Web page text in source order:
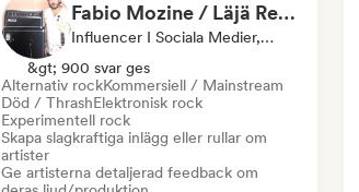
Fabio Mozine / Läjä Records
Influencer I Sociala Medier, Ljudexpert
&gt; 900 svar ges
Alternativ rockKommersiell / Mainstream
Död / ThrashElektronisk rock
Experimentell rock
Skapa slagkraftiga inlägg eller rullar om
artister
Ge artisterna detaljerad feedback om